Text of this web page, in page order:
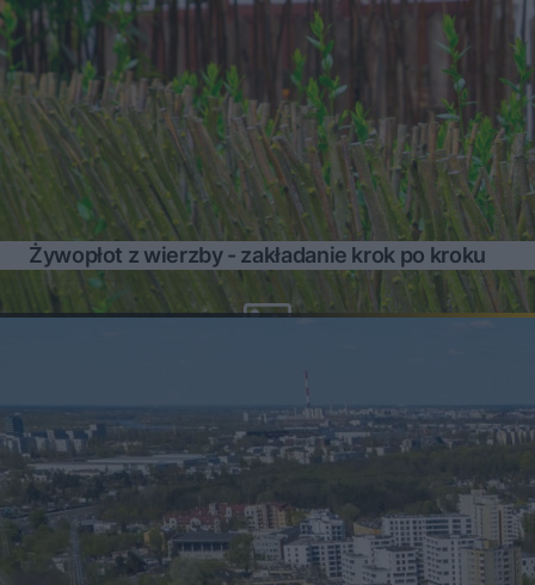
Żywopłot z wierzby - zakładanie krok po kroku